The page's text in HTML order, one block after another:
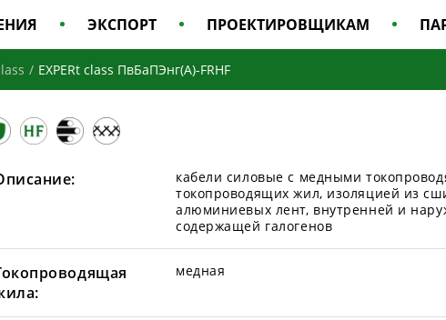
ЭКСПОРТ ПРОЕКТИРОВЩИКАМ
/ EXPERt class ПвБаПЭнг(А)-FRHF
кабели силовые с медными
токопроводящих жил, изоляцией из
алюминиевых лент, внутренней и
содержащей галогенов
медная